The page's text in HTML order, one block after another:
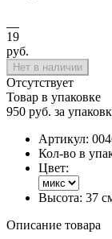
19
руб.
Нет в наличии
Отсутствует
Товар в упаковке
950 руб. за
Артикул:
Кол-во в
Цвет:
Высота: 37
Описание товара